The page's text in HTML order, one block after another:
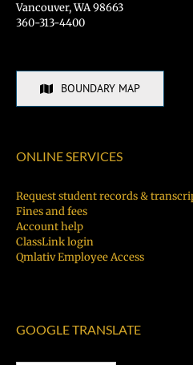
Vancouver, WA 98663
360-313-4400
BOUNDARY MAP
ONLINE SERVICES
Request student records &
Fines and fees
Account help
ClassLink login
Qmlativ Employee Access
GOOGLE TRANSLATE